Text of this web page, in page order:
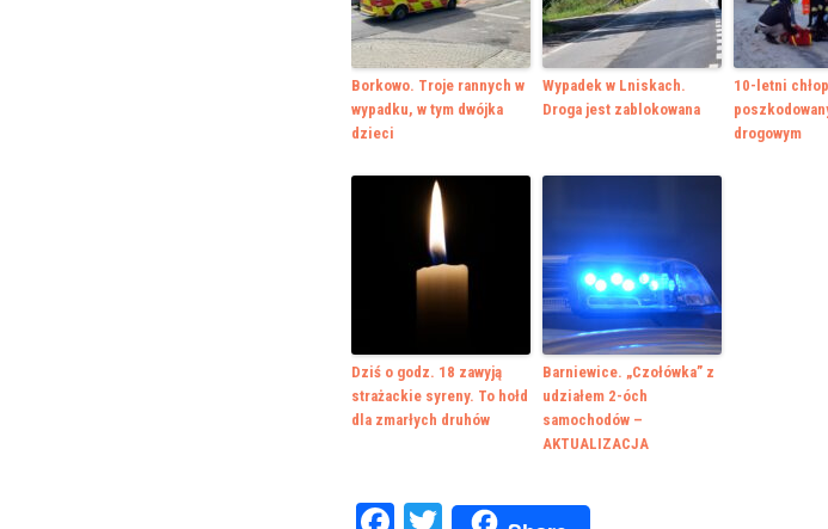
Borkowo. Troje rannych w
wypadku, w tym dwójka
dzieci
Wypadek w Lniskach.
Droga jest zablokowana
10-letni
drogowym
Dziś o godz. 18 zawyją
strażackie syreny. To hołd
dla zmarłych druhów
Barniewice. „Czołówka” z
udziałem 2-óch
samochodów –
AKTUALIZACJA